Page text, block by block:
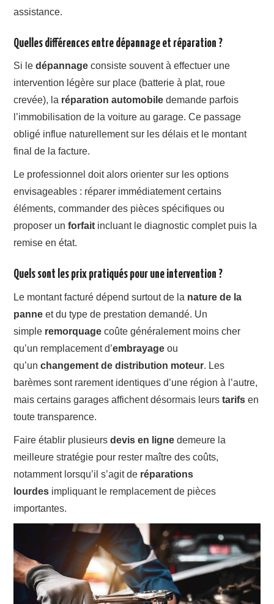
assistance.
Quelles différences entre dépannage et réparation ?
Si ledépannage consiste souvent à effectuer une
intervention légère sur place (batterie à plat, roue
crevée), la réparation automobile demande parfois
l’immobilisation de la voiture au garage. Ce passage
obligé influe naturellement sur les délais et le montant
final de la facture.
Le professionnel doit alors orienter sur les options
envisageables : réparer immédiatement certains
éléments, commander des pièces spécifiques ou
proposer unforfait incluant le diagnostic complet puis la
remise en état.
Quels sont les prix pratiqués pour une intervention ?
Le montant facturé dépend surtout de la nature de la
panne et du type de prestation demandé. Un
simple remorquage coûte généralement moins cher
qu’un remplacement d’embrayage ou
qu’unchangement de distribution moteur. Les
barèmes sont rarement identiques d’une région à l’autre,
mais certains garages affichent désormais leurstarifs en
toute transparence.
Faire établir plusieursdevis en ligne demeure la
meilleure stratégie pour rester maître des coûts,
notamment lorsqu’il s’agit de réparations
lourdes impliquant le remplacement de pièces
importantes.